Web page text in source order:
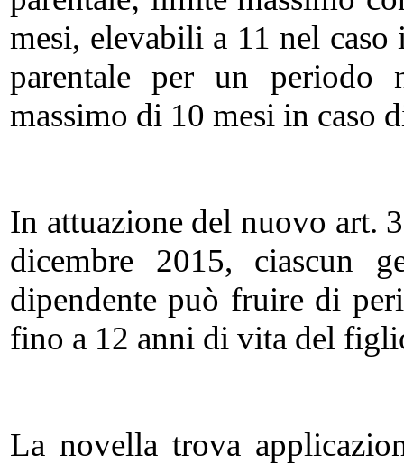
mesi, elevabili a 11 nel
parentale per un
massimo di 10 mesi in caso
In attuazione del nuovo art.
dicembre 2015, ciascun
dipendente può fruire di
fino a 12 anni di vita del
La novella trova